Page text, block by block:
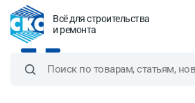
Всё для строительства
и ремонта